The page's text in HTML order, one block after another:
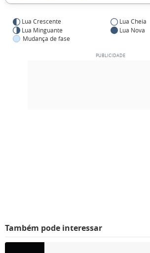
Lua Crescente
Lua Cheia
Lua Minguante
Lua Nova
Mudança de fase
Também pode interessar